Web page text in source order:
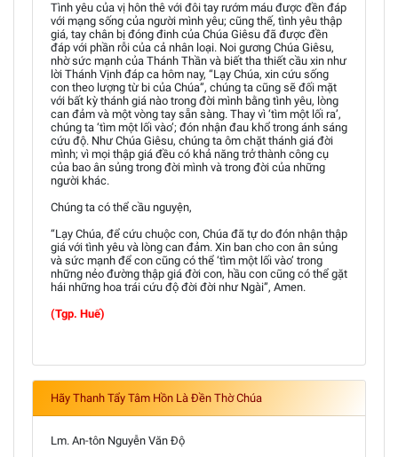
Tình yêu của vị hôn thê với đôi tay rướm máu được đền đáp
với mạng sống của người mình yêu; cũng thế, tình yêu thập
giá, tay chân bị đóng đinh của Chúa Giêsu đã được đền
đáp với phần rỗi của cả nhân loại. Noi gương Chúa Giêsu,
nhờ sức mạnh của Thánh Thần và biết tha thiết cầu xin như
lời Thánh Vịnh đáp ca hôm nay, “Lạy Chúa, xin cứu sống
con theo lượng từ bi của Chúa”, chúng ta cũng sẽ đối mặt
với bất kỳ thánh giá nào trong đời mình bằng tình yêu, lòng
can đảm và một vòng tay sẵn sàng. Thay vì ‘tìm một lối ra’,
chúng ta ‘tìm một lối vào’; đón nhận đau khổ trong ánh sáng
cứu độ. Như Chúa Giêsu, chúng ta ôm chặt thánh giá đời
mình; vì mọi thập giá đều có khả năng trở thành công cụ
của bao ân sủng trong đời mình và trong đời của những
người khác.
Chúng ta có thể cầu nguyện,
“Lạy Chúa, để cứu chuộc con, Chúa đã tự do đón nhận thập
giá với tình yêu và lòng can đảm. Xin ban cho con ân sủng
và sức mạnh để con cũng có thể ‘tìm một lối vào’ trong
những nẻo đường thập giá đời con, hầu con cũng có thể gặt
hái những hoa trái cứu độ đời đời như Ngài”, Amen.
(Tgp. Huế)
Hãy Thanh Tẩy Tâm Hồn Là Đền Thờ Chúa
Lm. An-tôn Nguyễn Văn Độ